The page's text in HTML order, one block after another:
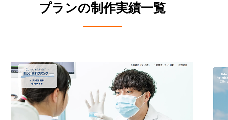
プランの制作実績一覧